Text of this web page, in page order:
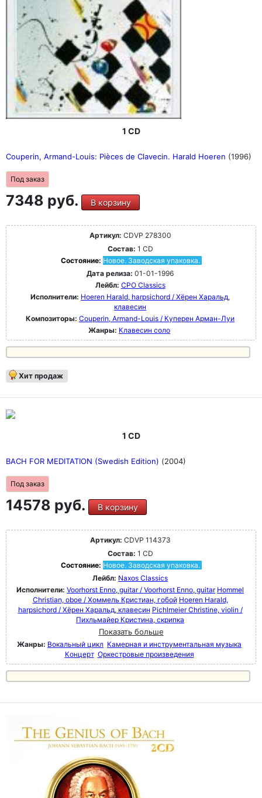
1 CD
Couperin, Armand-Louis: Pièces de Clavecin. Harald Hoeren (1996)
Под заказ
7348 руб. В корзину
Артикул: CDVP 278300
Состав: 1 CD
Состояние: Новое. Заводская упаковка.
Дата релиза: 01-01-1996
Лейбл: CPO Classics
Исполнители: Hoeren Harald, harpsichord / Хёрен Харальд,
клавесин
Композиторы: Couperin, Armand-Louis / Куперен Арман-Луи
Жанры: Клавесин соло
Хит продаж
1 CD
BACH FOR MEDITATION (Swedish Edition) (2004)
Под заказ
14578 руб. В корзину
Артикул: CDVP 114373
Состав: 1 CD
Состояние: Новое. Заводская упаковка.
Лейбл: Naxos Classics
Исполнители: Voorhorst Enno, guitar / Voorhorst Enno, guitar Hommel
Christian, oboe / Хоммель Кристиан, гобой Hoeren Harald,
harpsichord / Хёрен Харальд, клавесин Pichlmeier Christine, violin /
Пихльмайер Кристина, скрипка
Показать больше
Жанры: Вокальный цикл Камерная и инструментальная музыка
Концерт Оркестровые произведения